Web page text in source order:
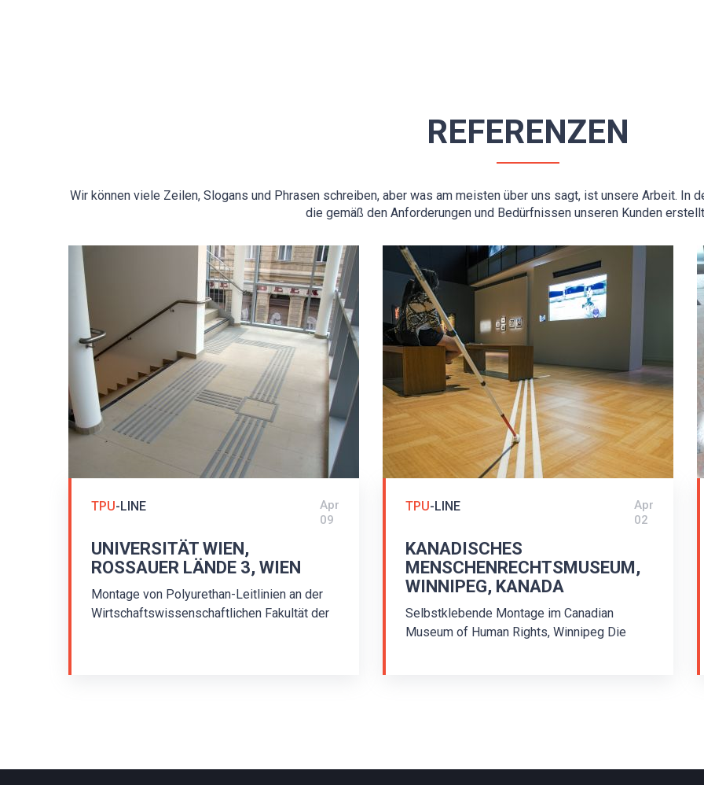
REFERENZEN
Wir können viele Zeilen, Slogans und Phrasen schreiben, aber was am meisten über uns sagt, ist unsere Arbeit. In
die gemäß den Anforderungen und Bedürfnissen unseren Kunden
TPU-LINE
Apr
09
UNIVERSITÄT WIEN,
ROSSAUER LÄNDE 3, WIEN
Montage von Polyurethan-Leitlinien an der
Wirtschaftswissenschaftlichen Fakultät der
TPU-LINE
Apr
02
KANADISCHES
MENSCHENRECHTSMUSEUM,
WINNIPEG, KANADA
Selbstklebende Montage im Canadian
Museum of Human Rights, Winnipeg Die